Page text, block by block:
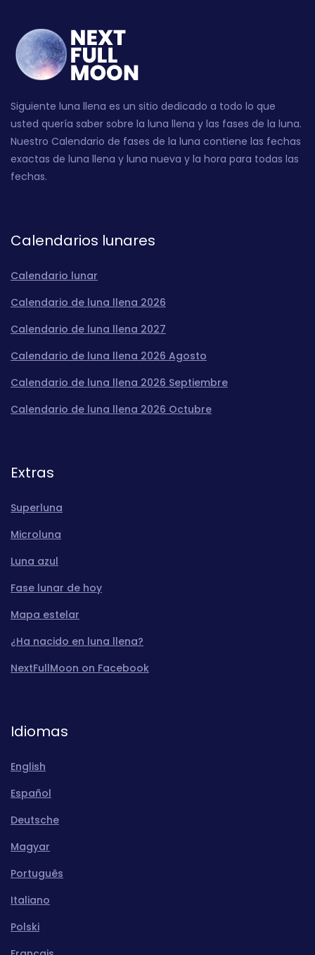
Siguiente luna llena es un sitio dedicado a todo lo que
usted quería saber sobre la luna llena y las fases de la luna.
Nuestro Calendario de fases de la luna contiene las fechas
exactas de luna llena y luna nueva y la hora para todas las
fechas.
Calendarios lunares
Calendario lunar
Calendario de luna llena 2026
Calendario de luna llena 2027
Calendario de luna llena 2026 Agosto
Calendario de luna llena 2026 Septiembre
Calendario de luna llena 2026 Octubre
Extras
Superluna
Microluna
Luna azul
Fase lunar de hoy
Mapa estelar
¿Ha nacido en luna llena?
NextFullMoon on Facebook
Idiomas
English
Español
Deutsche
Magyar
Português
Italiano
Polski